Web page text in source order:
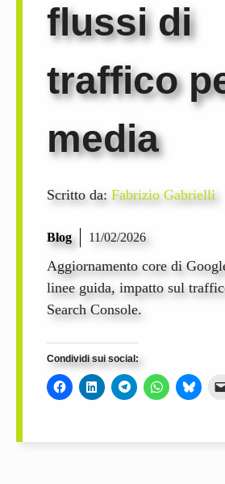
flussi di
traffico
media
Scritto da: Fabrizio Gabrielli
Blog 11/02/2026
Aggiornamento core di
linee guida, impatto sul
Search Console.
Condividi sui social: